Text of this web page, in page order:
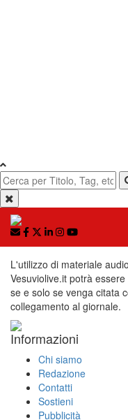
L'utilizzo di materiale
Vesuviolive.it potrà
se e solo se venga citata
collegamento al giornale.
Informazioni
Chi siamo
Redazione
Contatti
Sostieni
Pubblicità